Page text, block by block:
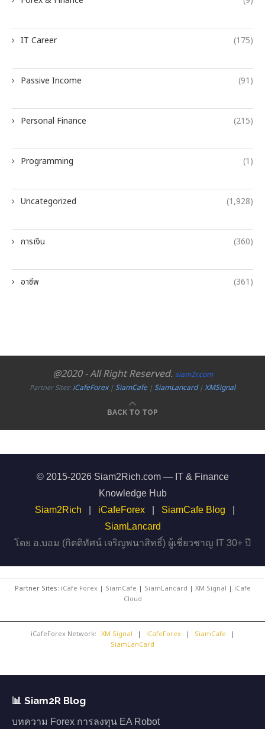
IT Career (175)
Passive Income (91)
Personal Finance (215)
Programming (1)
Uncategorized (1,928)
การเงิน (360)
อาชีพ (361)
@2020 - All Right Reserved. siam2r.com
Partner Sites:iCafeForex|SiamCafe|SiamLancard|XMSignal
BACK TO TOP
© 2015-2026 Siam2Rich.com — IT & Finance
Knowledge Hub
Siam2Rich
iCafeForex SiamCafe Blog
SiamLancard
โดย อ.บอม (กิตติทัศน์ เจริญพนาสิทธิ์) ผู้เชี่ยวชาญ IT 30+ ปี
Partner Sites: iCafe Forex| SiamCafe | SiamLancard | XM Signal | iCafe
Cloud
iCafeForex Network: XM Signal | iCafeForex | SiamCafe
|
SiamLanCard
📊 Siam2R Blog
บทความ Forex การลงทุน EA Robot